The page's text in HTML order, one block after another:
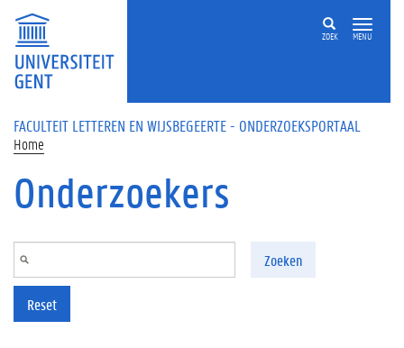
Overslaan en naar de inhoud gaan
ZOEK MENU
FACULTEIT LETTEREN EN WIJSBEGEERTE - ONDERZOEKSPORTAAL
Home
Onderzoekers
Zoeken
Reset